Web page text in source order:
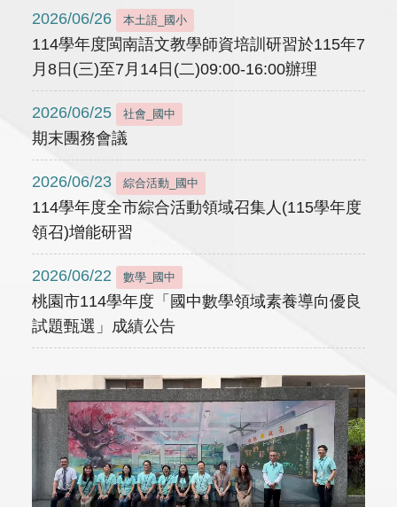
2026/06/26 本土語_國小
114學年度閩南語文教學師資培訓研習於115年7
月8日(三)至7月14日(二)09:00-16:00辦理
2026/06/25 社會_國中
期末團務會議
2026/06/23 綜合活動_國中
114學年度全市綜合活動領域召集人(115學年度
領召)增能研習
2026/06/22 數學_國中
桃園市114學年度「國中數學領域素養導向優良
試題甄選」成績公告